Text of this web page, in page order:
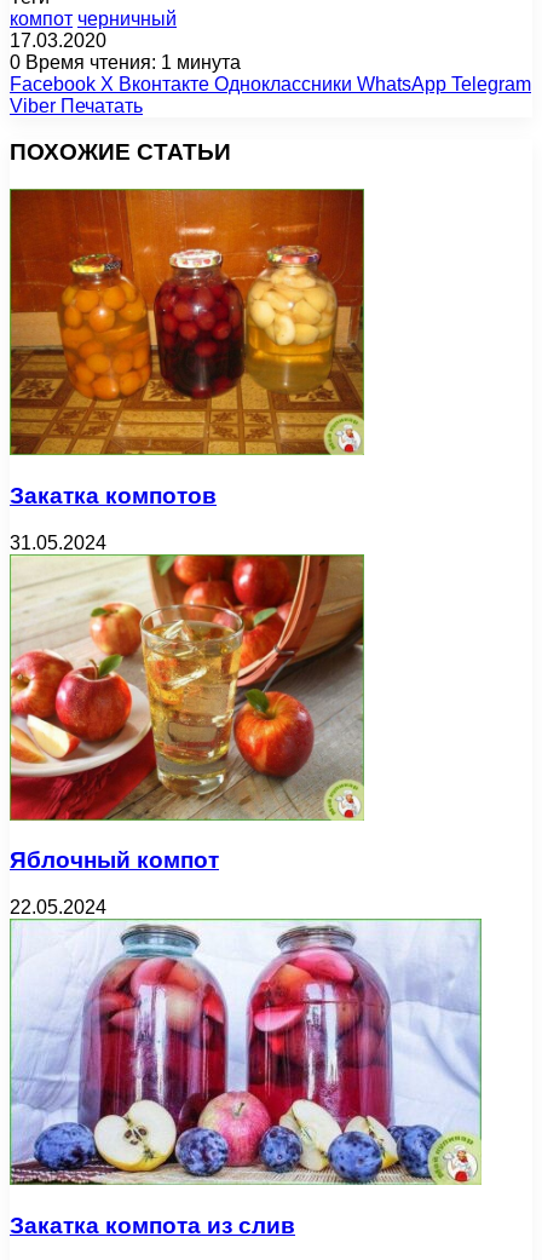
компот черничный
17.03.2020
0 Время чтения: 1 минута
Facebook X Вконтакте Одноклассники WhatsApp Telegram
Viber Печатать
ПОХОЖИЕ СТАТЬИ
Закатка компотов
31.05.2024
Яблочный компот
22.05.2024
Закатка компота из слив